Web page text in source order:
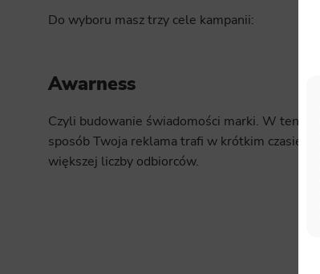
Do wyboru masz trzy cele kampanii:
Awarness
Czyli budowanie świadomości marki. W ten
sposób Twoja reklama trafi w krótkim czasie do
większej liczby odbiorców.